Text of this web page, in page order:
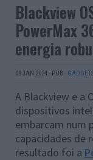
Blackview
PowerMax
energia
09 JAN 2024 · PUB ·
A Blackview e a
dispositivos
embarcam num
capacidades de
resultado foi a